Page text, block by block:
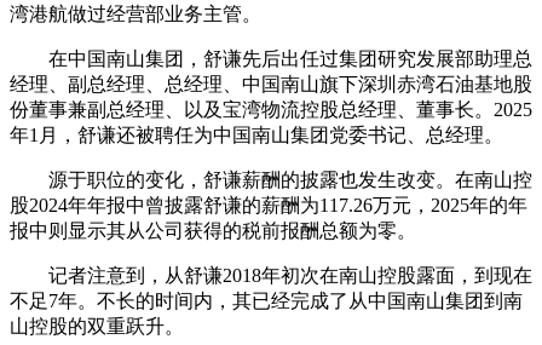
湾港航做过经营部业务主管。
在中国南山集团，舒谦先后出任过集团研究发展部助理总
经理、副总经理、总经理、中国南山旗下深圳赤湾石油基地股
份董事兼副总经理、以及宝湾物流控股总经理、董事长。2025
年1月，舒谦还被聘任为中国南山集团党委书记、总经理。
源于职位的变化，舒谦薪酬的披露也发生改变。在南山控
股2024年年报中曾披露舒谦的薪酬为117.26万元，2025年的年
报中则显示其从公司获得的税前报酬总额为零。
记者注意到，从舒谦2018年初次在南山控股露面，到现在
不足7年。不长的时间内，其已经完成了从中国南山集团到南
山控股的双重跃升。